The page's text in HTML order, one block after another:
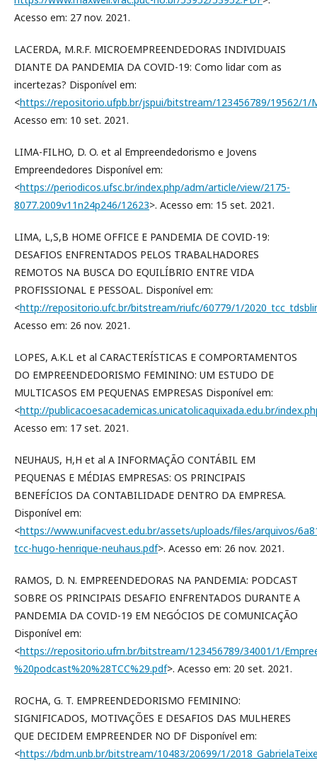
Acesso em: 27 nov. 2021.
LACERDA, M.R.F. MICROEMPREENDEDORAS INDIVIDUAIS
DIANTE DA PANDEMIA DA COVID-19: Como lidar com as
incertezas? Disponível em:
<https://repositorio.ufpb.br/jspui/bitstream/123456789/19562/1/
Acesso em: 10 set. 2021.
LIMA-FILHO, D. O. et al Empreendedorismo e Jovens
Empreendedores Disponível em:
<https://periodicos.ufsc.br/index.php/adm/article/view/2175-
8077.2009v11n24p246/12623>. Acesso em: 15 set. 2021.
LIMA, L,S,B HOME OFFICE E PANDEMIA DE COVID-19:
DESAFIOS ENFRENTADOS PELOS TRABALHADORES
REMOTOS NA BUSCA DO EQUILÍBRIO ENTRE VIDA
PROFISSIONAL E PESSOAL. Disponível em:
<http://repositorio.ufc.br/bitstream/riufc/60779/1/
Acesso em: 26 nov. 2021.
LOPES, A.K.L et al CARACTERÍSTICAS E COMPORTAMENTOS
DO EMPREENDEDORISMO FEMININO: UM ESTUDO DE
MULTICASOS EM PEQUENAS EMPRESAS Disponível em:
<http://publicacoesacademicas.unicatolicaquixada.edu.br/
Acesso em: 17 set. 2021.
NEUHAUS, H,H et al A INFORMAÇÃO CONTÁBIL EM
PEQUENAS E MÉDIAS EMPRESAS: OS PRINCIPAIS
BENEFÍCIOS DA CONTABILIDADE DENTRO DA EMPRESA.
Disponível em:
<https://www.unifacvest.edu.br/assets/uploads/files/arquivos/
tcc-hugo-henrique-neuhaus.pdf>. Acesso em: 26 nov. 2021.
RAMOS, D. N. EMPREENDEDORAS NA PANDEMIA: PODCAST
SOBRE OS PRINCIPAIS DESAFIO ENFRENTADOS DURANTE A
PANDEMIA DA COVID-19 EM NEGÓCIOS DE COMUNICAÇÃO
Disponível em:
<https://repositorio.ufrn.br/bitstream/123456789/34001/1/
%20podcast%20%28TCC%29.pdf>. Acesso em: 20 set. 2021.
ROCHA, G. T. EMPREENDEDORISMO FEMININO:
SIGNIFICADOS, MOTIVAÇÕES E DESAFIOS DAS MULHERES
QUE DECIDEM EMPREENDER NO DF Disponível em:
<https://bdm.unb.br/bitstream/10483/20699/1/